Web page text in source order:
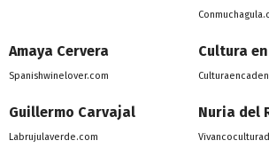
Amaya Cervera
Spanishwinelover.com
Cultura
Guillermo Carvajal
Labrujulaverde.com
Nuria del